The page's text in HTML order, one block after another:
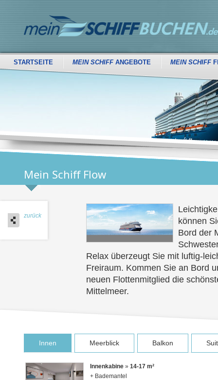
STARTSEITE MEIN SCHIFFANGEBOTE MEIN SCHIFF
Mein Schiff Flow
zurück
können
Bord der
Relax überzeugt Sie mit luftig-
Freiraum. Kommen Sie an Bord
neuen Flottenmitglied die
Mittelmeer.
Innen Meerblick Balkon
Innenkabine » 14-17 m²
+ Bademantel